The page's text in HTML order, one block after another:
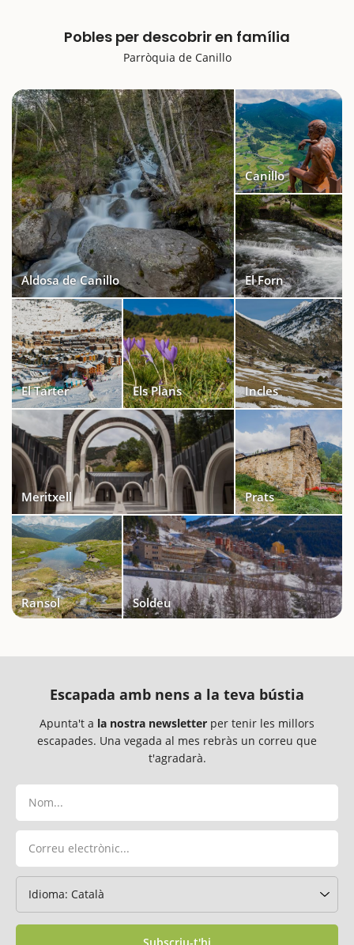
Pobles per descobrir en família
Parròquia de Canillo
Aldosa de Canillo
Canillo
El Forn
El Tarter Els Plans Incles
Meritxell Prats
Ransol Soldeu
Escapada amb nens a la teva bústia
Apunta't a la nostra newsletter per tenir les millors
escapades. Una vegada al mes rebràs un correu que
t'agradarà.
Subscriu-t'hi